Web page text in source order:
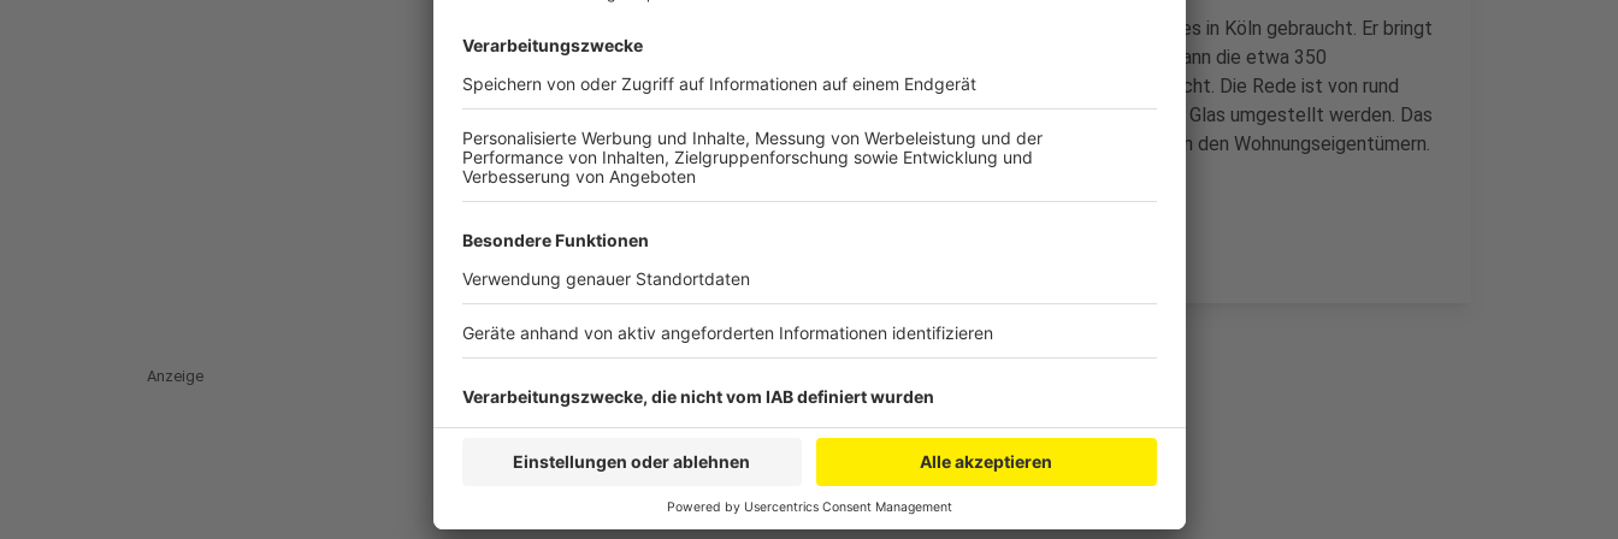
Der Mega-Kran wird für die Sanierung des höchsten Wohngebäudes in Köln gebraucht. Er bringt
zwei Baukräne auf das Dach den Hochhauses. Mit ihnen werden dann die etwa 350
bröckelnden und statisch nicht mehr sicheren Balkone ausgetauscht. Die Rede ist von rund
fünf Kilometern Brüstung, die von Waschbeton auf Aluminium und Glas umgestellt werden. Das
Großprojekt soll rund 27 Millionen Euro kosten, bezahlt wird es von den Wohnungseigentümern.
Anzeige